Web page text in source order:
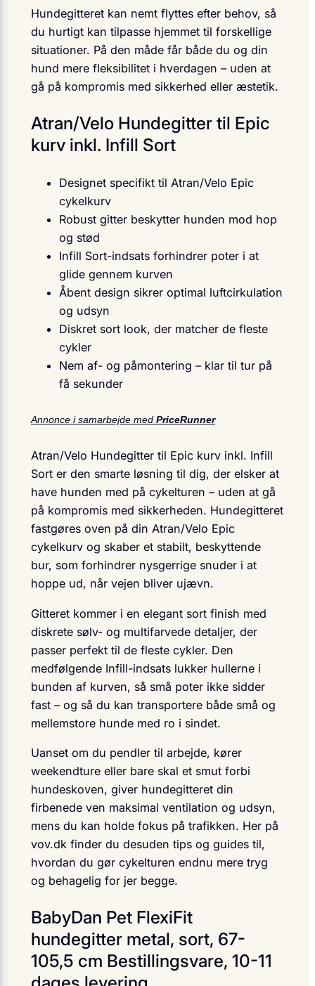
Hundegitteret kan nemt flyttes efter behov, så
du hurtigt kan tilpasse hjemmet til forskellige
situationer. På den måde får både du og din
hund mere fleksibilitet i hverdagen – uden at
gå på kompromis med sikkerhed eller æstetik.
Atran/Velo Hundegitter til Epic
kurv inkl. Infill Sort
Designet specifikt til Atran/Velo Epic
cykelkurv
Robust gitter beskytter hunden mod hop
og stød
Infill Sort-indsats forhindrer poter i at
glide gennem kurven
Åbent design sikrer optimal luftcirkulation
og udsyn
Diskret sort look, der matcher de fleste
cykler
Nem af- og påmontering – klar til tur på
få sekunder
Annonce i samarbejde med PriceRunner
Atran/Velo Hundegitter til Epic kurv inkl. Infill
Sort er den smarte løsning til dig, der elsker at
have hunden med på cykelturen – uden at gå
på kompromis med sikkerheden. Hundegitteret
fastgøres oven på din Atran/Velo Epic
cykelkurv og skaber et stabilt, beskyttende
bur, som forhindrer nysgerrige snuder i at
hoppe ud, når vejen bliver ujævn.
Gitteret kommer i en elegant sort finish med
diskrete sølv- og multifarvede detaljer, der
passer perfekt til de fleste cykler. Den
medfølgende Infill-indsats lukker hullerne i
bunden af kurven, så små poter ikke sidder
fast – og så du kan transportere både små og
mellemstore hunde med ro i sindet.
Uanset om du pendler til arbejde, kører
weekendture eller bare skal et smut forbi
hundeskoven, giver hundegitteret din
firbenede ven maksimal ventilation og udsyn,
mens du kan holde fokus på trafikken. Her på
vov.dk finder du desuden tips og guides til,
hvordan du gør cykelturen endnu mere tryg
og behagelig for jer begge.
BabyDan Pet FlexiFit
hundegitter metal, sort, 67-
105,5 cm Bestillingsvare, 10-11